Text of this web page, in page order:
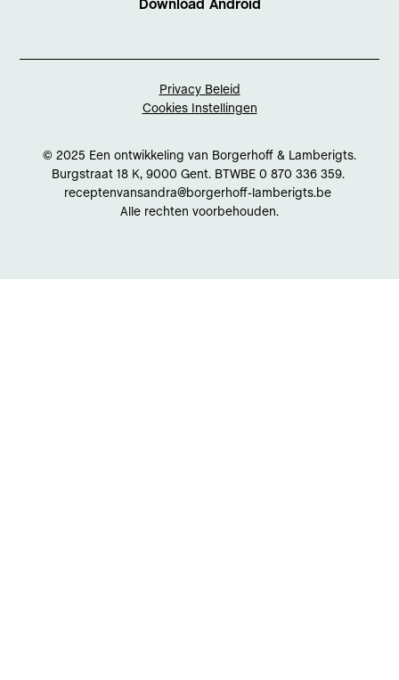
Download Android
© 2025 Een ontwikkeling van Borgerhoff & Lamberigts.
Burgstraat 18 K, 9000 Gent. BTWBE 0 870 336 359.
receptenvansandra@borgerhoff-lamberigts.be
Alle rechten voorbehouden.
Privacy Beleid
Cookies Instellingen